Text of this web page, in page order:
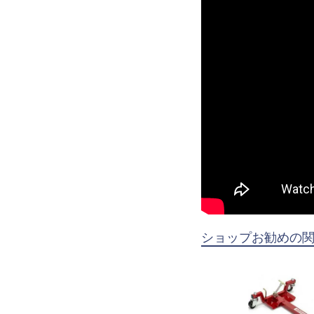
ショップお勧めの